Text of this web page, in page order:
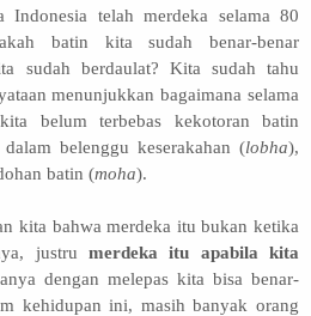
Indonesia telah merdeka selama 80
batin kita sudah benar-benar
sudah berdaulat? Kita sudah tahu
menunjukkan bagaimana selama
belum terbebas kekotoran batin
dalambelenggu keserakahan (lobha),
batin (moha).
kita bahwamerdeka itubukan ketika
, justru merdeka itu apabila kita
dengan melepas kita bisa benar-
kehidupan ini, masih banyak orang